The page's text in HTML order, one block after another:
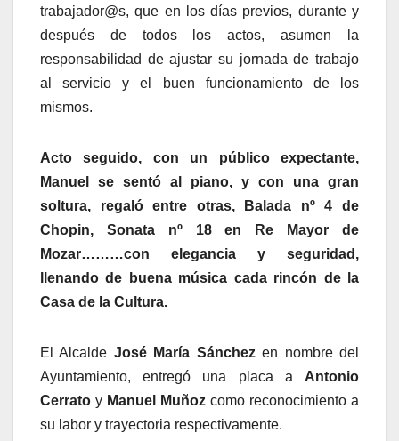
trabajador@s, que en los días previos, durante y
después de todos los actos, asumen la
responsabilidad de ajustar su jornada de trabajo
al servicio y el buen funcionamiento de los
mismos.
Acto seguido, con un público expectante,
Manuel se sentó al piano, y con una gran
soltura, regaló entre otras, Balada nº 4 de
Chopin, Sonata nº 18 en Re Mayor de
Mozar………con elegancia y seguridad,
llenando de buena música cada rincón de la
Casa de la Cultura.
El Alcalde José María Sánchezen nombre del
Ayuntamiento, entregó una placa a Antonio
Cerrato y Manuel Muñoz como reconocimiento a
su labor y trayectoria respectivamente.